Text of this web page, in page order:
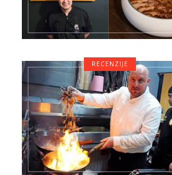
RECENZIJE